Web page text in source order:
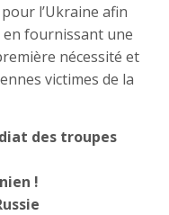
l’Ukraine afin
en fournissant une
nécessité et
victimes de la
des troupes
!